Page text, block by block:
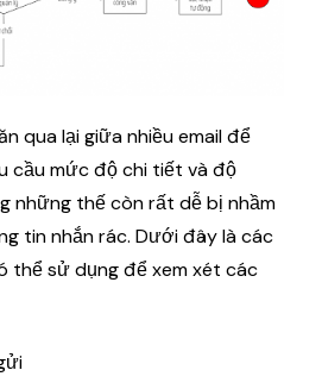
qua lại giữa nhiều email để
cầu mức độ chi tiết và độ
những thế còn rất dễ bị nhầm
tin nhắn rác. Dưới đây là các
thể sử dụng để xem xét các